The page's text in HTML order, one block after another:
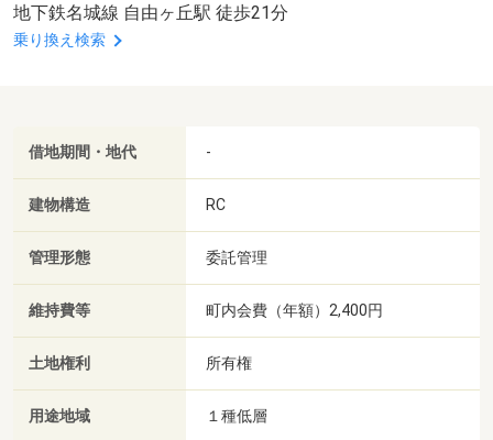
地下鉄名城線 自由ヶ丘駅 徒歩21分
乗り換え検索
借地期間・地代 -
建物構造 RC
管理形態 委託管理
維持費等 町内会費（年額）2,400円
土地権利 所有権
用途地域 １種低層